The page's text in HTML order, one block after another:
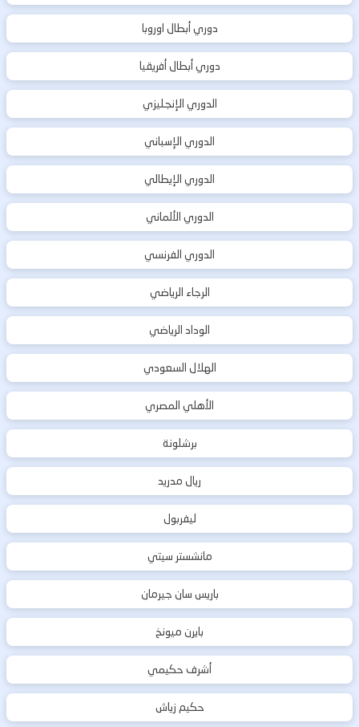
دوري أبطال اوروبا
دوري أبطال أفريقيا
الدوري الإنجليزي
الدوري الإسباني
الدوري الإيطالي
الدوري الألماني
الدوري الفرنسي
الرجاء الرياضي
الوداد الرياضي
الهلال السعودي
الأهلي المصري
برشلونة
ريال مدريد
ليفربول
مانشستر سيتي
باريس سان جيرمان
بايرن ميونخ
أشرف حكيمي
حكيم زياش